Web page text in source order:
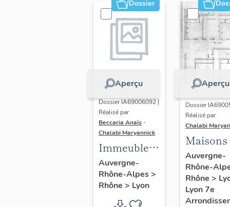
Dossier
Aperçu
Dossier IA69006092 |
Réalisé par
Beccaria Anaïs -
Chalabi Maryannick
Immeubles
des Années
Trente de la
rive gauche
Auvergne-
Rhône-Alpes>
Rhône > Lyon
Aperçu
Dossier
Réalisé par
Chalabi
Maisons
Auvergne-
Rhône-
Rhône >
Lyon 7e